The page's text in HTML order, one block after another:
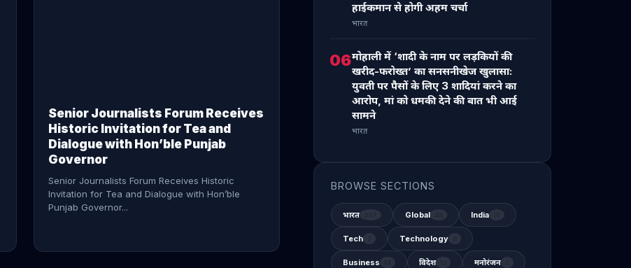
Senior Journalists Forum Receives
Historic Invitation for Tea and
Dialogue with Hon’ble Punjab
Governor
Senior Journalists Forum Receives Historic
Invitation for Tea and Dialogue with Hon’ble
Punjab Governor...
हाईकमान से होगी अहम चर्चा
भारत
06मोहाली में ‘शादी के नाम पर लड़कियों की
खरीद-फरोख्त’ का सनसनीखेज खुलासा:
युवती पर पैसों के लिए 3 शादियां करने का
आरोप, मां को धमकी देने की बात भी आई
सामने
भारत
BROWSE SECTIONS
भारत Global India
Tech Technology
Business विदेश मनोरंजन